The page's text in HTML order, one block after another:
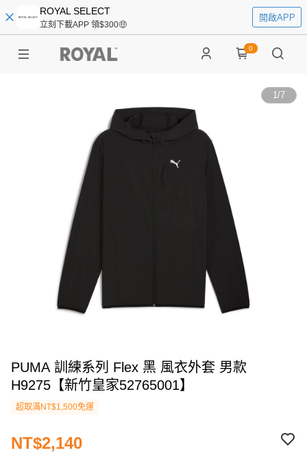
ROYAL SELECT
立刻下載APP 領$300🤑
開啟APP
0
1/7
PUMA 訓練系列 Flex 黑 風衣外套 男款
H9275【新竹皇家52765001】
超取滿NT$1,500免運
NT$2,140